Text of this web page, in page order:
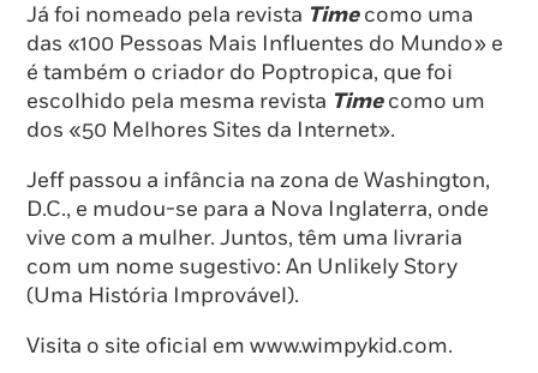
Já foi nomeado pela revista Time como uma
das «100 Pessoas Mais Influentes do Mundo» e
é também o criador do Poptropica, que foi
escolhido pela mesma revista Time como um
dos «50 Melhores Sites da Internet».
Jeff passou a infância na zona de Washington,
D.C., e mudou-se para a Nova Inglaterra, onde
vive com a mulher. Juntos, têm uma livraria
com um nome sugestivo: An Unlikely Story
(Uma História Improvável).
Visita o site oficial em www.wimpykid.com.